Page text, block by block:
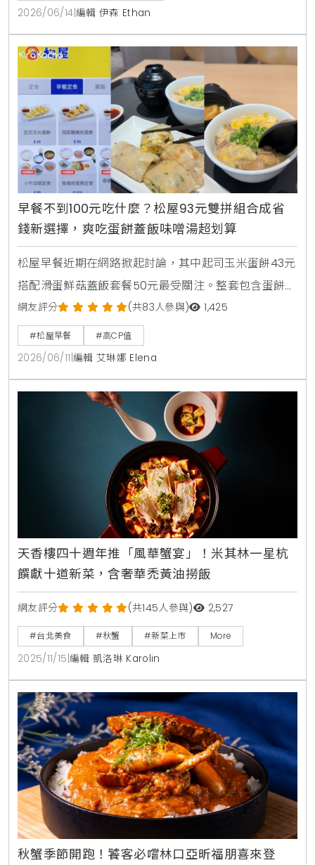
2026/06/14 編輯 伊森 Ethan
早餐不到100元吃什麼？松屋93元雙拼組合成省
錢新選擇，爽吃蛋餅蓋飯味噌湯超划算
松屋早餐近期在網路掀起討論，其中起司玉米蛋餅43元
搭配滑蛋鮮菇蓋飯套餐50元最受關注。整套包含蛋餅、
蓋飯與味噌湯，總價93元，不到100元就能吃到雙主
餐，也讓不少網友認為是近期高CP值早餐代表之一。
網友評分 (共83人參與) 1,425
#松屋早餐 #高CP值
2026/06/11 編輯 艾琳娜 Elena
天香樓四十週年推「風華蟹宴」！米其林一星杭
饌獻十道新菜，含奢華禿黃油撈飯
網友評分 (共145人參與) 2,527
#台北美食 #秋蟹 #新菜上市 More
2025/11/15 編輯 凱洛琳 Karolin
秋蟹季節開跑！饕客必嚐林口亞昕福朋喜來登